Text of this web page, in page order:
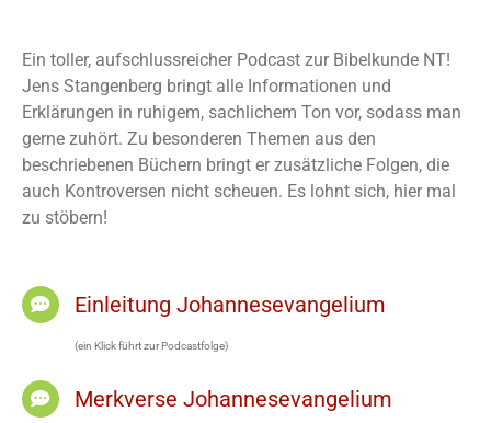
Ein toller, aufschlussreicher Podcast zur Bibelkunde NT!
Jens Stangenberg bringt alle Informationen und
Erklärungen in ruhigem, sachlichem Ton vor, sodass man
gerne zuhört. Zu besonderen Themen aus den
beschriebenen Büchern bringt er zusätzliche Folgen, die
auch Kontroversen nicht scheuen. Es lohnt sich, hier mal
zu stöbern!
Einleitung Johannesevangelium
(ein Klick führt zur Podcastfolge)
Merkverse Johannesevangelium